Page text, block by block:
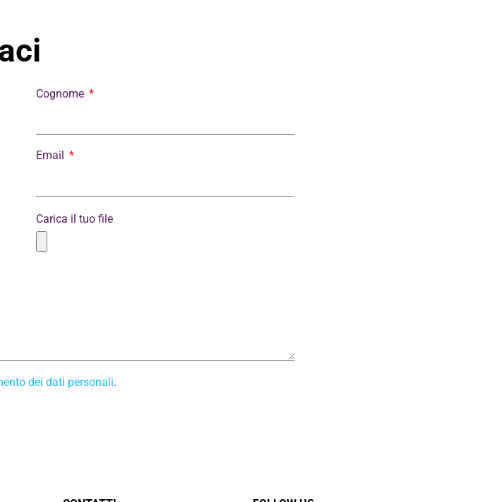
Cognome
Email
Carica il tuo file
dei dati personali.